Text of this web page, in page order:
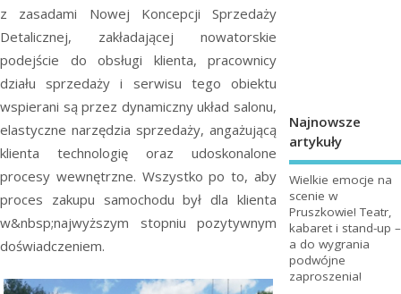
z zasadami Nowej Koncepcji Sprzedaży
Detalicznej, zakładającej nowatorskie
podejście do obsługi klienta, pracownicy
działu sprzedaży i serwisu tego obiektu
wspierani są przez dynamiczny układ salonu,
elastyczne narzędzia sprzedaży, angażującą
klienta technologię oraz udoskonalone
procesy wewnętrzne. Wszystko po to, aby
proces zakupu samochodu był dla klienta
w&nbsp;najwyższym stopniu pozytywnym
doświadczeniem.
Najnowsze
artykuły
Wielkie emocje na
scenie w
Pruszkowie! Teatr,
kabaret i stand-up –
a do wygrania
podwójne
zaproszenia!